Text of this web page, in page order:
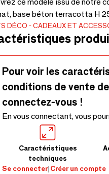
base béton terracotta H
DÉCO CADEAUX ET
Pour voir les
conditions de vente
connectez-vous !
En vous connectant, vous
Caractéristiques
techniques
Se connecter|Créer un compte